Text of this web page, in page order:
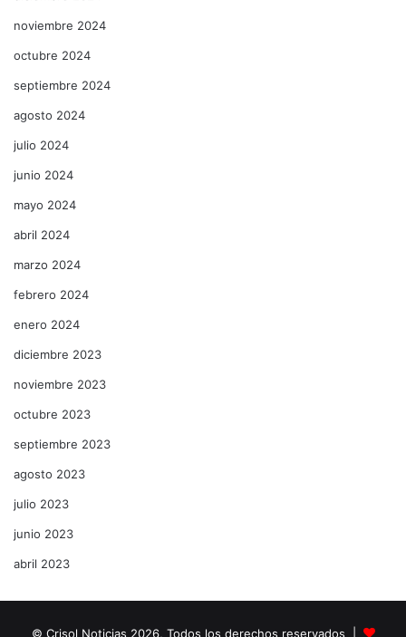
noviembre 2024
octubre 2024
septiembre 2024
agosto 2024
julio 2024
junio 2024
mayo 2024
abril 2024
marzo 2024
febrero 2024
enero 2024
diciembre 2023
noviembre 2023
octubre 2023
septiembre 2023
agosto 2023
julio 2023
junio 2023
abril 2023
© Crisol Noticias 2026, Todos los derechos reservados |